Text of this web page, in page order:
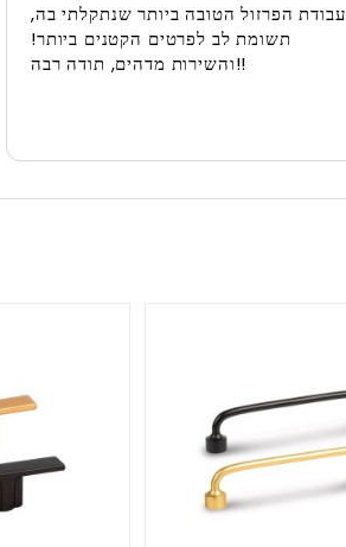
עבודת הפרזול הטובה ביותר שנתקלתי בה,
תשומת לב לפרטים הקטנים ביותר!
והשירות מדהים, תודה רבה!!